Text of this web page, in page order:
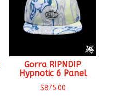
Gorra RIPNDIP
Hypnotic 6 Panel
$875.00